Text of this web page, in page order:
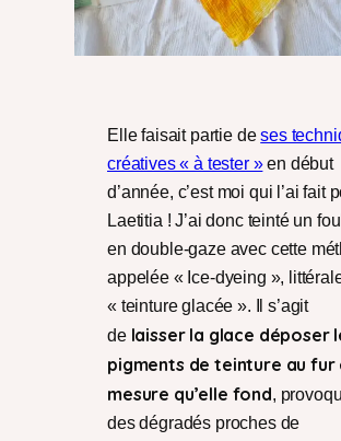
Elle faisait partie deses
créatives « à tester »en début
d’année, c’est moi qui l’ai fait
Laetitia ! J’ai donc teinté un
en double-gaze avec cette
appelée « Ice-dyeing »,
« teinture glacée ». Il s’agit
de laisser la glace déposer
pigments de teinture au fur
mesure qu’elle fond,
des dégradés proches de